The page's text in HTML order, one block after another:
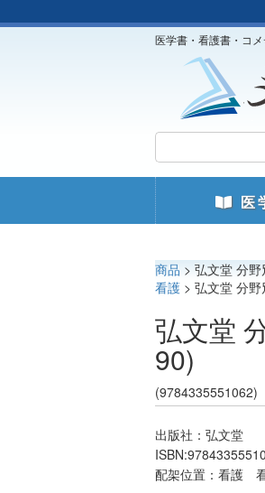
医学書・看護書・コ
医
商品 > 弘文堂 分野
看護 > 弘文堂 分野
弘文堂
90)
(9784335551062)
出版社：弘文堂
配架位置：看護